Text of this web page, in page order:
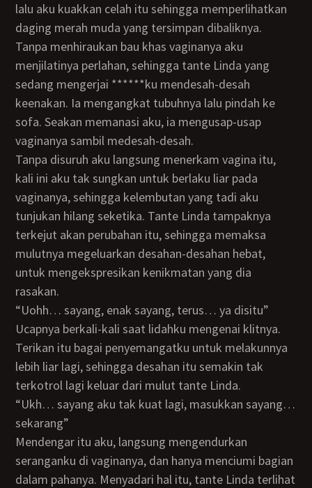
lalu aku kuakkan celah itu sehingga memperlihatkan
daging merah muda yang tersimpan dibaliknya.
Tanpa menhiraukan bau khas vaginanya aku
menjilatinya perlahan, sehingga tante Linda yang
sedang mengerjai ******ku mendesah-desah
keenakan. Ia mengangkat tubuhnya lalu pindah ke
sofa. Seakan memanasi aku, ia mengusap-usap
vaginanya sambil medesah-desah.
Tanpa disuruh aku langsung menerkam vagina itu,
kali ini aku tak sungkan untuk berlaku liar pada
vaginanya, sehingga kelembutan yang tadi aku
tunjukan hilang seketika. Tante Linda tampaknya
terkejut akan perubahan itu, sehingga memaksa
mulutnya megeluarkan desahan-desahan hebat,
untuk mengekspresikan kenikmatan yang dia
rasakan.
“Uohh… sayang, enak sayang, terus… ya disitu”
Ucapnya berkali-kali saat lidahku mengenai klitnya.
Terikan itu bagai penyemangatku untuk melakunnya
lebih liar lagi, sehingga desahan itu semakin tak
terkotrol lagi keluar dari mulut tante Linda.
“Ukh… sayang aku tak kuat lagi, masukkan sayang…
sekarang”
Mendengar itu aku, langsung mengendurkan
seranganku di vaginanya, dan hanya menciumi bagian
dalam pahanya. Menyadari hal itu, tante Linda terlihat